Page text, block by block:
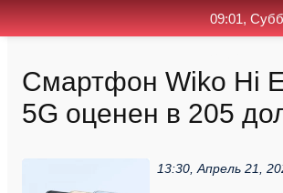
Смартфон Wiko Hi
5G оценен в 205
13:30, Апрель 21,
09:01,